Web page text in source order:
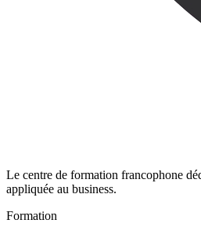
Le centre de formation francophone
appliquée au business.
Formation